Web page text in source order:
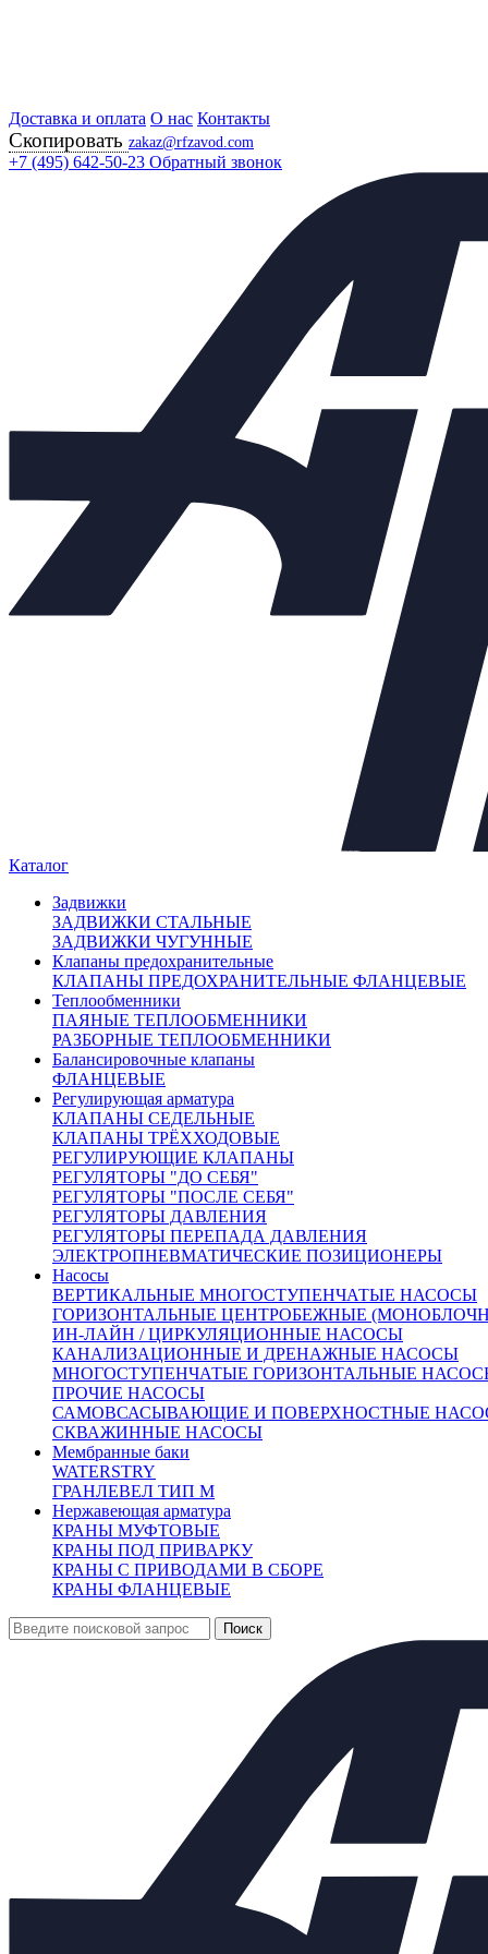
Доставка и оплата О нас Контакты
Скопировать zakaz@rfzavod.com
+7 (495) 642-50-23 Обратный звонок
Каталог
Задвижки
ЗАДВИЖКИ СТАЛЬНЫЕ
ЗАДВИЖКИ ЧУГУННЫЕ
Клапаны предохранительные
КЛАПАНЫ ПРЕДОХРАНИТЕЛЬНЫЕ ФЛАНЦЕВЫЕ
Теплообменники
ПАЯНЫЕ ТЕПЛООБМЕННИКИ
РАЗБОРНЫЕ ТЕПЛООБМЕННИКИ
Балансировочные клапаны
ФЛАНЦЕВЫЕ
Регулирующая арматура
КЛАПАНЫ СЕДЕЛЬНЫЕ
КЛАПАНЫ ТРЁХХОДОВЫЕ
РЕГУЛИРУЮЩИЕ КЛАПАНЫ
РЕГУЛЯТОРЫ "ДО СЕБЯ"
РЕГУЛЯТОРЫ "ПОСЛЕ СЕБЯ"
РЕГУЛЯТОРЫ ДАВЛЕНИЯ
РЕГУЛЯТОРЫ ПЕРЕПАДА ДАВЛЕНИЯ
ЭЛЕКТРОПНЕВМАТИЧЕСКИЕ ПОЗИЦИОНЕРЫ
Насосы
ВЕРТИКАЛЬНЫЕ МНОГОСТУПЕНЧАТЫЕ НАСОСЫ
ГОРИЗОНТАЛЬНЫЕ ЦЕНТРОБЕЖНЫЕ
ИН-ЛАЙН / ЦИРКУЛЯЦИОННЫЕ НАСОСЫ
КАНАЛИЗАЦИОННЫЕ И ДРЕНАЖНЫЕ НАСОСЫ
МНОГОСТУПЕНЧАТЫЕ ГОРИЗОНТАЛЬНЫЕ
ПРОЧИЕ НАСОСЫ
САМОВСАСЫВАЮЩИЕ И ПОВЕРХНОСТНЫЕ
СКВАЖИННЫЕ НАСОСЫ
Мембранные баки
WATERSTRY
ГРАНЛЕВЕЛ ТИП М
Нержавеющая арматура
КРАНЫ МУФТОВЫЕ
КРАНЫ ПОД ПРИВАРКУ
КРАНЫ С ПРИВОДАМИ В СБОРЕ
КРАНЫ ФЛАНЦЕВЫЕ
Главная
Продукция
Регулирующая арматура
Регулирующие клапаны
Клапаны регулирующие
КАТ10/01-02-01 Ду50 Ру16
Каталог продукции
+
Теплообменники
Балансировочные клапаны
Регулирующая арматура
+ Клапаны седельные
Клапаны трёхходовые
Внешний вид товара, размеры, количество и параметры
монтажных элементов зависят от выбранных характеристик
конкретного товара и могут отличаться от изображения
на сайте.
Количество:
От 111 413 руб.
(цена с НДС)
Запросить счёт Купить в 1 клик
Другие диаметры:
108115.00Ду50111413.00Ду65115201.00Ду80
143790.00Ду100187651.00Ду150364120.00Ду200521313.00
Ду250775193.00Ду3001069635.00
2521447.00Ду4502863415.00
Характеристики
Доставка и оплата:
Похожие товары:
Описание
Регулирующий клапан с пилотным управлением ГРАНРЕГ
требованиями к особо ответственным системам
жидкие неагрессивные среды.
Температура рабочей среды:
до + 80 °С
АДЛ Продакшн, Россия.
Основные параметры: